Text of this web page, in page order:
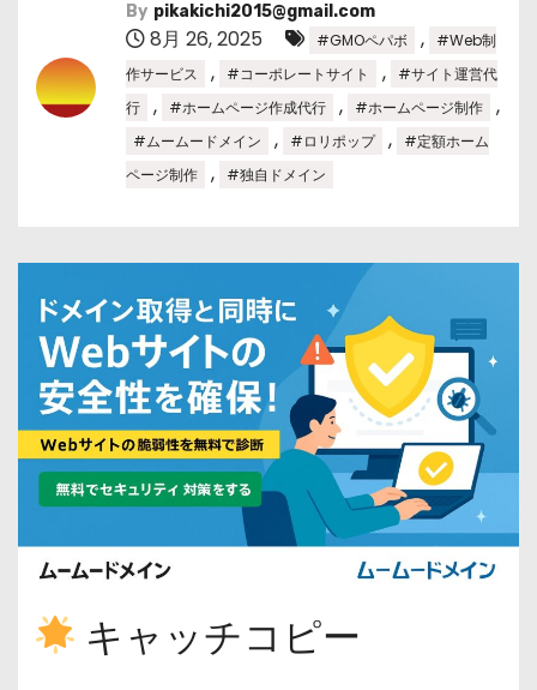
By pikakichi2015@gmail.com
8月 26, 2025 #GMOペパボ ,
#Web制
作サービス
, #コーポレートサイト ,
#サイト運営代
行
, #ホームページ作成代行 , #ホームページ制作 ,
#ムームードメイン , #ロリポップ ,
#定額ホーム
ページ制作
, #独自ドメイン
キャッチコピー